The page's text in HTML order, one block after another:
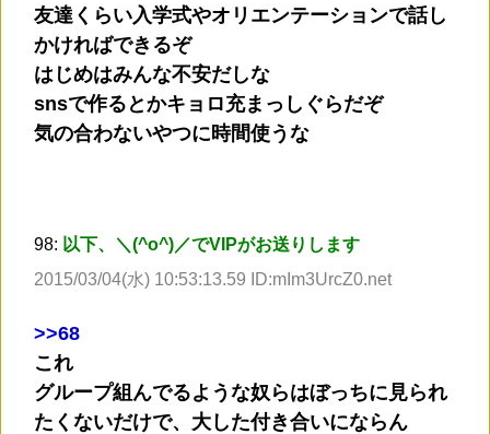
友達くらい入学式やオリエンテーションで話し
かければできるぞ
はじめはみんな不安だしな
snsで作るとかキョロ充まっしぐらだぞ
気の合わないやつに時間使うな
98: 以下、＼(^o^)／でVIPがお送りします
2015/03/04(水) 10:53:13.59 ID:mIm3UrcZ0.net
>>68
これ
グループ組んでるような奴らはぼっちに見られ
たくないだけで、大した付き合いにならん